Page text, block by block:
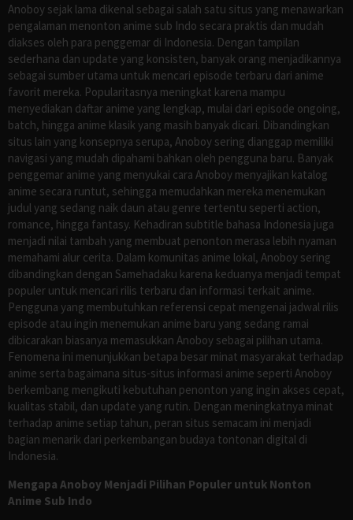
Anoboy sejak lama dikenal sebagai salah satu situs yang menawarkan
pengalaman menonton anime sub Indo secara praktis dan mudah
diakses oleh para penggemar di Indonesia. Dengan tampilan
sederhana dan update yang konsisten, banyak orang menjadikannya
sebagai sumber utama untuk mencari episode terbaru dari anime
favorit mereka. Popularitasnya meningkat karena mampu
menyediakan daftar anime yang lengkap, mulai dari episode ongoing,
batch, hingga anime klasik yang masih banyak dicari. Dibandingkan
situs lain yang konsepnya serupa, Anoboy sering dianggap memiliki
navigasi yang mudah dipahami bahkan oleh pengguna baru. Banyak
penggemar anime yang menyukai cara Anoboy menyajikan katalog
anime secara runtut, sehingga memudahkan mereka menemukan
judul yang sedang naik daun atau genre tertentu seperti action,
romance, hingga fantasy. Kehadiran subtitle bahasa Indonesia juga
menjadi nilai tambah yang membuat penonton merasa lebih nyaman
memahami alur cerita. Dalam komunitas anime lokal, Anoboy sering
dibandingkan dengan Samehadaku karena keduanya menjadi tempat
populer untuk mencari rilis terbaru dan informasi terkait anime.
Pengguna yang membutuhkan referensi cepat mengenai jadwal rilis
episode atau ingin menemukan anime baru yang sedang ramai
dibicarakan biasanya memasukkan Anoboy sebagai pilihan utama.
Fenomena ini menunjukkan betapa besar minat masyarakat terhadap
anime serta bagaimana situs-situs informasi anime seperti Anoboy
berkembang mengikuti kebutuhan penonton yang ingin akses cepat,
kualitas stabil, dan update yang rutin. Dengan meningkatnya minat
terhadap anime setiap tahun, peran situs semacam ini menjadi
bagian menarik dari perkembangan budaya tontonan digital di
Indonesia.
Mengapa Anoboy Menjadi Pilihan Populer untuk Nonton
Anime Sub Indo